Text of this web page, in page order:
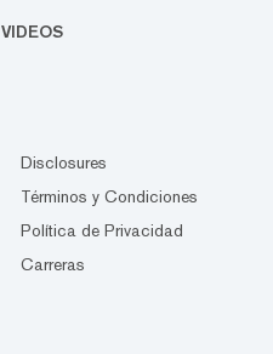
VIDEOS
Disclosures
Términos y Condiciones
Política de Privacidad
Carreras